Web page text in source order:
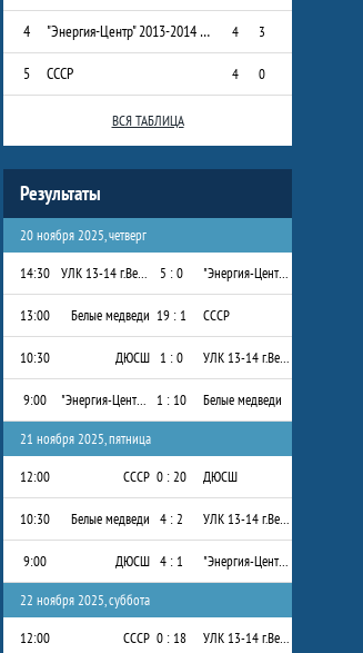
4 "Энергия-Центр" 2013-2014 г.р. 4 3
5 СССР 4 0
ВСЯ ТАБЛИЦА
Результаты
20 ноября 2025, четверг
14:30
УЛК 13-14 г.Вельск 5 : 0 "Энергия-Центр" 2013-2014 г.р.
13:00 Белые медведи 19 : 1 СССР
10:30 ДЮСШ 1 : 0 УЛК 13-14 г.Вельск
9:00 "Энергия-Центр" 2013-2014 г.р. 1 : 10 Белые медведи
21 ноября 2025, пятница
12:00
СССР 0 : 20 ДЮСШ
10:30 Белые медведи 4 : 2 УЛК 13-14 г.Вельск
9:00 ДЮСШ 4 : 1 "Энергия-Центр" 2013-2014 г.р.
22 ноября 2025, суббота
12:00
СССР 0 : 18 УЛК 13-14 г.Вельск